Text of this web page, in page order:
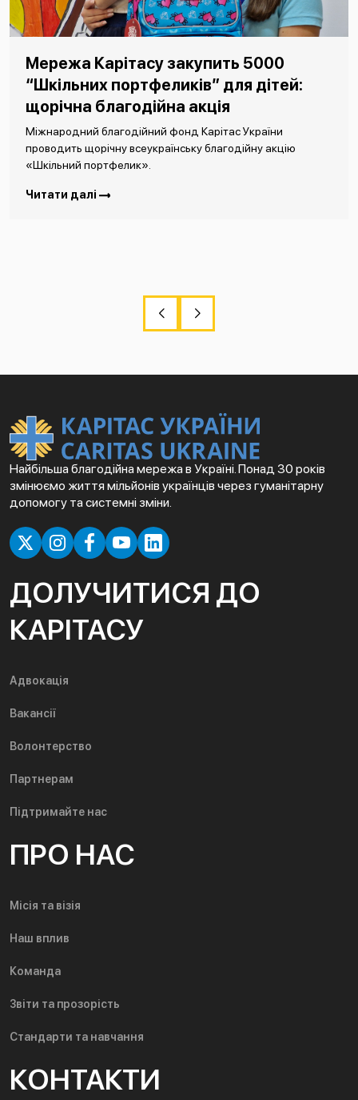
Мережа Карітасу закупить 5000
“Шкільних портфеликів” для дітей:
щорічна благодійна акція
Міжнародний благодійний фонд Карітас України
проводить щорічну всеукраїнську благодійну акцію
«Шкільний портфелик».
Читати далі
Найбільша благодійна мережа в Україні. Понад 30 років
змінюємо життя мільйонів українців через гуманітарну
допомогу та системні зміни.
ДОЛУЧИТИСЯ ДО
КАРІТАСУ
Адвокація
Вакансії
Волонтерство
Партнерам
Підтримайте нас
ПРО НАС
Місія та візія
Наш вплив
Команда
Звіти та прозорість
Стандарти та навчання
КОНТАКТИ